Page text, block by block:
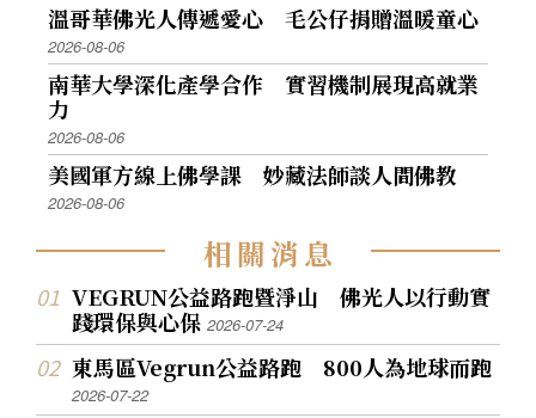
溫哥華佛光人傳遞愛心 毛公仔捐贈溫暖童心
2026-08-06
南華大學深化產學合作 實習機制展現高就業
力
2026-08-06
美國軍方線上佛學課 妙藏法師談人間佛教
2026-08-06
相關消息
VEGRUN公益路跑暨淨山 佛光人以行動實
踐環保與心保2026-07-24
東馬區Vegrun公益路跑 800人為地球而跑
2026-07-22